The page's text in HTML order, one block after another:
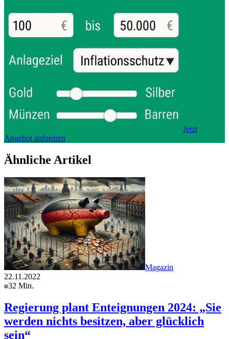
Jetzt
Angebot anfordern
Ähnliche Artikel
Magazin
22.11.2022
32 Min.
Regierung plant Enteignungen 2024: „Sie
werden nichts besitzen, aber glücklich
sein“